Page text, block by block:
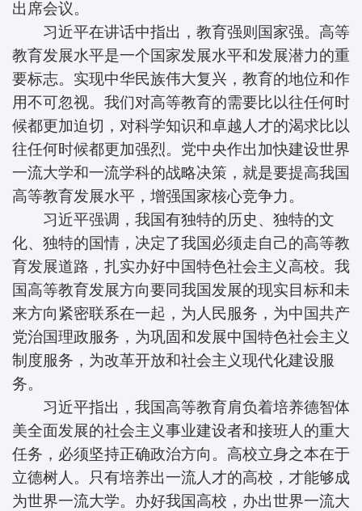
出席会议。
习近平在讲话中指出，教育强则国家强。高等
教育发展水平是一个国家发展水平和发展潜力的重
要标志。实现中华民族伟大复兴，教育的地位和作
用不可忽视。我们对高等教育的需要比以往任何时
候都更加迫切，对科学知识和卓越人才的渴求比以
往任何时候都更加强烈。党中央作出加快建设世界
一流大学和一流学科的战略决策，就是要提高我国
高等教育发展水平，增强国家核心竞争力。
习近平强调，我国有独特的历史、独特的文
化、独特的国情，决定了我国必须走自己的高等教
育发展道路，扎实办好中国特色社会主义高校。我
国高等教育发展方向要同我国发展的现实目标和未
来方向紧密联系在一起，为人民服务，为中国共产
党治国理政服务，为巩固和发展中国特色社会主义
制度服务，为改革开放和社会主义现代化建设服
务。
习近平指出，我国高等教育肩负着培养德智体
美全面发展的社会主义事业建设者和接班人的重大
任务，必须坚持正确政治方向。高校立身之本在于
立德树人。只有培养出一流人才的高校，才能够成
为世界一流大学。办好我国高校，办出世界一流大